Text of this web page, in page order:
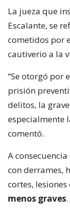
La jueza que
Escalante, se
cometidos por
cautiverio a la
“Se otorgó por
prisión
delitos, la
especialmente
comentó.
A
con derrames,
cortes,
menos graves.